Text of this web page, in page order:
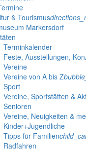
& Tourismus
Markersdorf
Terminkalender
Feste, Ausstellungen,
Vereine
Vereine von A bis Z
Sport
Vereine, Sportstätten &
Senioren
Vereine, Neuigkeiten &
Kinder+Jugendliche
Tipps für Familien
Radfahren